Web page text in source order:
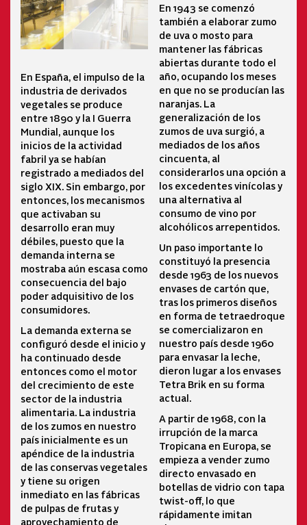
En España, el impulso de la
industria de derivados
vegetales se produce
entre 1890 y la I Guerra
Mundial, aunque los
inicios de la actividad
fabril ya se habían
registrado a mediados del
siglo XIX. Sin embargo, por
entonces, los mecanismos
que activaban su
desarrollo eran muy
débiles, puesto que la
demanda interna se
mostraba aún escasa como
consecuencia del bajo
poder adquisitivo de los
consumidores.
La demanda externa se
configuró desde el inicio y
ha continuado desde
entonces como el motor
del crecimiento de este
sector de la industria
alimentaria. La industria
de los zumos en nuestro
país inicialmente es un
apéndice de la industria
de las conservas vegetales
y tiene su origen
inmediato en las fábricas
de pulpas de frutas y
aprovechamiento de
En 1943 se comenzó
también a elaborar zumo
de uva o mosto para
mantener las fábricas
abiertas durante todo el
año, ocupando los meses
en que no se producían las
naranjas. La
generalización de los
zumos de uva surgió, a
mediados de los años
cincuenta, al
considerarlos una opción a
los excedentes vinícolas y
una alternativa al
consumo de vino por
alcohólicos arrepentidos.
Un paso importante lo
constituyó la presencia
desde 1963 de los nuevos
envases de cartón que,
tras los primeros diseños
en forma de tetraedroque
se comercializaron en
nuestro país desde 1960
para envasar la leche,
dieron lugar a los envases
Tetra Brik en su forma
actual.
A partir de 1968, con la
irrupción de la marca
Tropicana en Europa, se
empieza a vender zumo
directo envasado en
botellas de vidrio con tapa
twist-off, lo que
rápidamente imitan